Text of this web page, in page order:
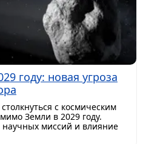
году: новая угроза
с космическим
Земли в 2029 году.
миссий и влияние